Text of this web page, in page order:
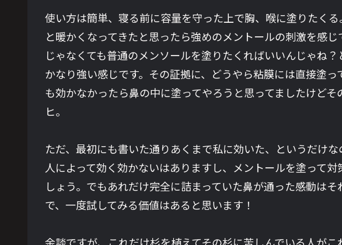
使い方は簡単、寝る前に容量を守った上で胸、喉に塗りたく
と暖かくなってきたと思ったら強めのメントールの刺激を感
じゃなくても普通のメンソールを塗りたくればいいんじゃね
かなり強い感じです。その証拠に、どうやら粘膜には直接塗
も効かなかったら鼻の中に塗ってやろうと思ってましたけど
ヒ。
ただ、最初にも書いた通りあくまで私に効いた、というだけ
人によって効く効かないはありますし、メントールを塗って
しょう。でもあれだけ完全に詰まっていた鼻が通った感動は
で、一度試してみる価値はあると思います！